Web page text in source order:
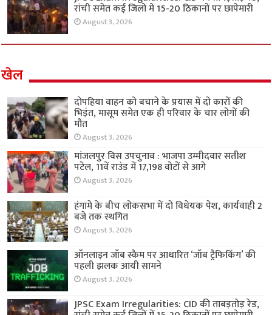
रांची समेत कई जिलों में 15-20 ठिकानों पर छापेमारी
August 3, 2026
खेल
दोपहिया वाहन को बचाने के प्रयास में दो कारों की
भिड़ंत, मासूम समेत एक ही परिवार के चार लोगों की
मौत
August 3, 2026
मांजलपुर विस उपचुनाव : भाजपा उम्मीदवार सतीश
पटेल, 11वें राउंड में 17,198 वोटों से आगे
August 3, 2026
हंगामे के बीच लोकसभा में दो विधेयक पेश, कार्यवाही 2
बजे तक स्थगित
August 3, 2026
ऑनलाइन जॉब स्कैम पर आधारित ‘जॉब ट्रैफिकिंग’ की
पहली झलक आयी सामने
August 3, 2026
JPSC Exam Irregularities: CID की ताबड़तोड़ रेड,